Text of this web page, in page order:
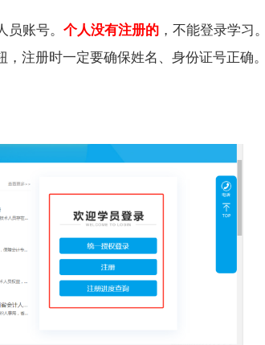
账号。 个人没有注册的 ，不能登录学习。
，注册时一定要确保姓名、身份证号正确。